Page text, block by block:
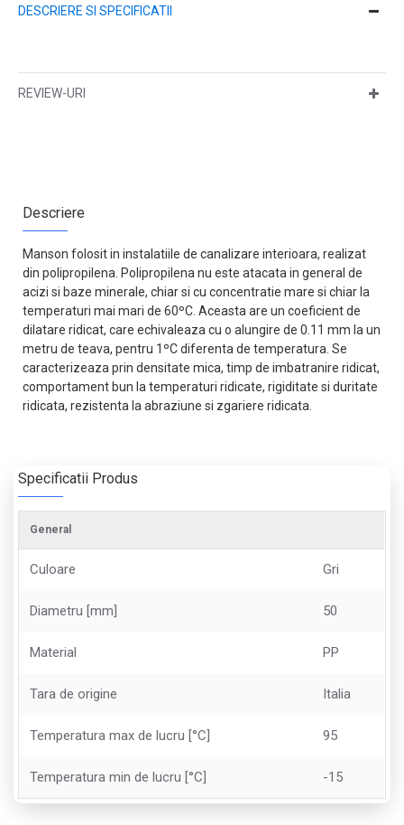
DESCRIERE SI SPECIFICATII
REVIEW-URI
Descriere
Manson folosit in instalatiile de canalizare interioara, realizat
din polipropilena. Polipropilena nu este atacata in general de
acizi si baze minerale, chiar si cu concentratie mare si chiar la
temperaturi mai mari de 60ºC. Aceasta are un coeficient de
dilatare ridicat, care echivaleaza cu o alungire de 0.11 mm la un
metru de teava, pentru 1ºC diferenta de temperatura. Se
caracterizeaza prin densitate mica, timp de imbatranire ridicat,
comportament bun la temperaturi ridicate, rigiditate si duritate
ridicata, rezistenta la abraziune si zgariere ridicata.
Specificatii Produs
General
Culoare Gri
Diametru [mm] 50
Material PP
Tara de origine Italia
Temperatura max de lucru [°C] 95
Temperatura min de lucru [°C] -15